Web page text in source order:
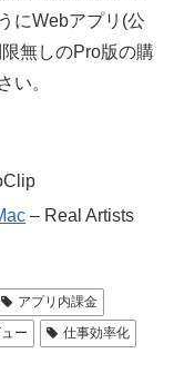
にWebアプリ(公
無しのPro版の購
い。
– Real Artists
アプリ内課金
ー
仕事効率化